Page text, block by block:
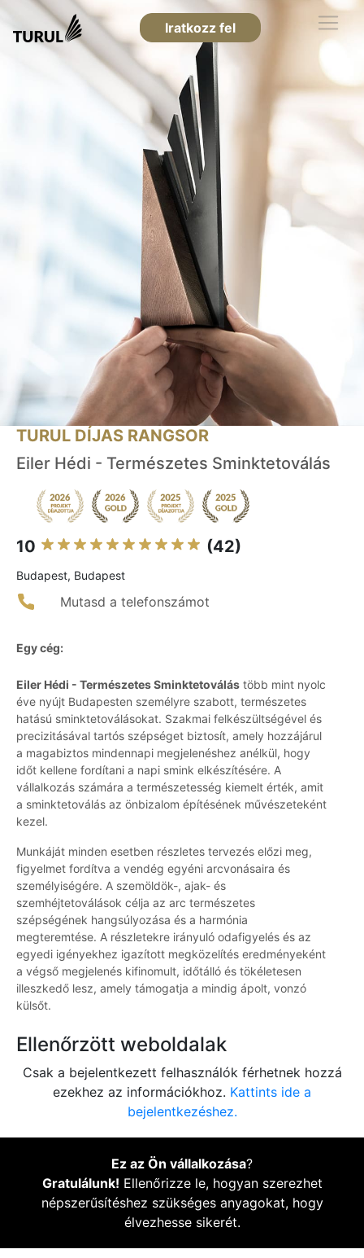
Iratkozz fel
TURUL DÍJAS RANGSOR
Eiler Hédi - Természetes Sminktetoválás
10 (42)
Budapest, Budapest
Mutasd a telefonszámot
Egy cég:
Eiler Hédi - Természetes Sminktetoválás több mint nyolc
éve nyújt Budapesten személyre szabott, természetes
hatású sminktetoválásokat. Szakmai felkészültségével és
precizitásával tartós szépséget biztosít, amely hozzájárul
a magabiztos mindennapi megjelenéshez anélkül, hogy
időt kellene fordítani a napi smink elkészítésére. A
vállalkozás számára a természetesség kiemelt érték, amit
a sminktetoválás az önbizalom építésének művészeteként
kezel.
Munkáját minden esetben részletes tervezés előzi meg,
figyelmet fordítva a vendég egyéni arcvonásaira és
személyiségére. A szemöldök-, ajak- és
szemhéjtetoválások célja az arc természetes
szépségének hangsúlyozása és a harmónia
megteremtése. A részletekre irányuló odafigyelés és az
egyedi igényekhez igazított megközelítés eredményeként
a végső megjelenés kifinomult, időtálló és tökéletesen
illeszkedő lesz, amely támogatja a mindig ápolt, vonzó
külsőt.
Ellenőrzött weboldalak
Csak a bejelentkezett felhasználók férhetnek hozzá
ezekhez az információkhoz. Kattints ide a
bejelentkezéshez.
Ez az Ön vállalkozása?
Gratulálunk! Ellenőrizze le, hogyan szerezhet
népszerűsítéshez szükséges anyagokat, hogy
élvezhesse sikerét.